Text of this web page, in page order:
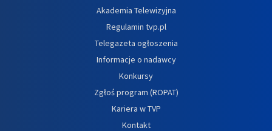
Akademia Telewizyjna
Regulamin tvp.pl
Telegazeta ogłoszenia
Informacje o nadawcy
Konkursy
Zgłoś program (ROPAT)
Kariera w TVP
Kontakt